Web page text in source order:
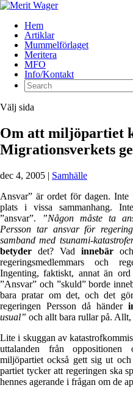
Hem
Artiklar
Mummelförlaget
Meritera
MFO
Info/Kontakt
Välj sida
Om att miljöpartiet
Migrationsverkets
dec 4, 2005 | Samhälle
Ansvar” är ordet för dagen.
plats i vissa sammanhang.
”ansvar”.
”Någon måste ta
Persson tar ansvar för
samband med tsunami-
betyder det? Vadinnebär
regeringsmedlemmars och
Ingenting, faktiskt, annat än
”Ansvar” och ”skuld” borde
bara pratar om det, och det
regeringen Persson då händer
usual” och allt bara rullar på.
Lite i skuggan av
uttalanden från oppositionen
miljöpartiet också gett sig ut
partiet tycker att regeringen ska
hennes agerande i frågan om de